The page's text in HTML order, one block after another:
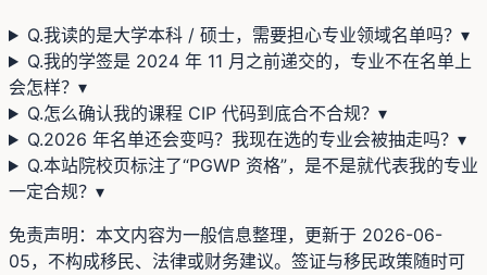
Q.我读的是大学本科 / 硕士，需要担心专业领域名单吗？ ▾
Q.我的学签是 2024 年 11 月之前递交的，专业不在名单上
会怎样？ ▾
Q.怎么确认我的课程 CIP 代码到底合不合规？ ▾
Q.2026 年名单还会变吗？我现在选的专业会被抽走吗？ ▾
Q.本站院校页标注了“PGWP 资格”，是不是就代表我的专业
一定合规？ ▾
免责声明：本文内容为一般信息整理，更新于 2026-06-
05，不构成移民、法律或财务建议。签证与移民政策随时可